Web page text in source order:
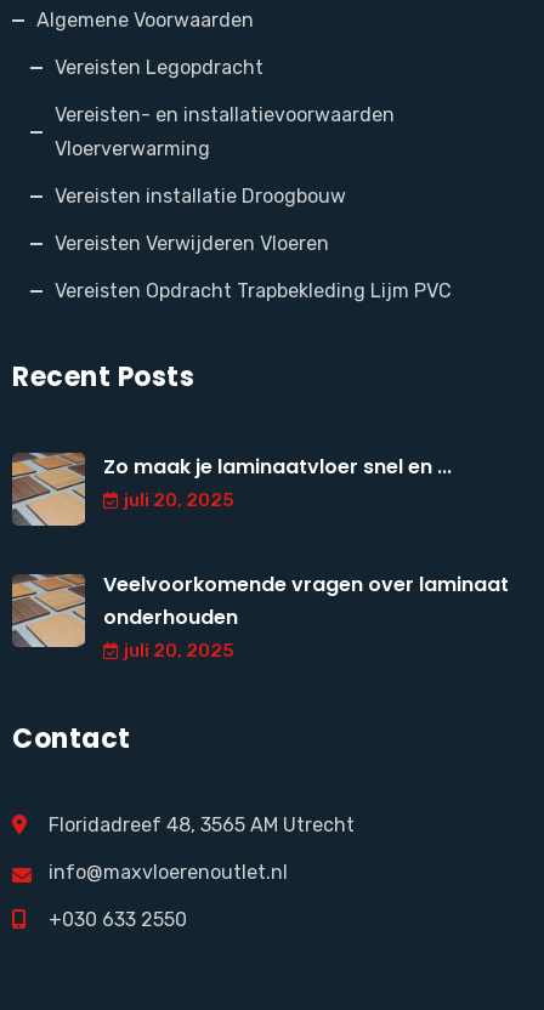
Algemene Voorwaarden
Vereisten Legopdracht
Vereisten- en installatievoorwaarden
Vloerverwarming
Vereisten installatie Droogbouw
Vereisten Verwijderen Vloeren
Vereisten Opdracht Trapbekleding Lijm PVC
Recent Posts
Zo maak je laminaatvloer snel en ...
juli 20, 2025
Veelvoorkomende vragen over laminaat
onderhouden
juli 20, 2025
Contact
Floridadreef 48, 3565 AM Utrecht
info@maxvloerenoutlet.nl
+030 633 2550